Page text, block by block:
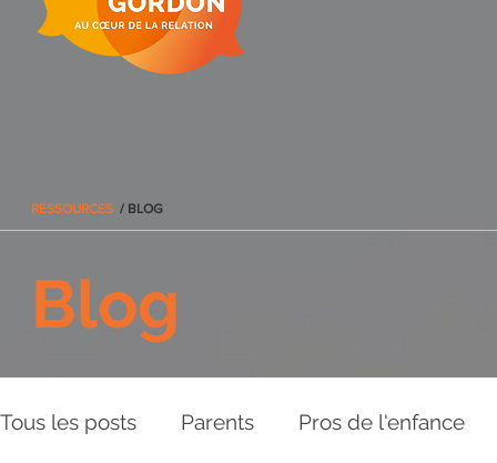
RESSOURCES / BLOG
Blog
Tous les posts Parents Pros de l'enfance